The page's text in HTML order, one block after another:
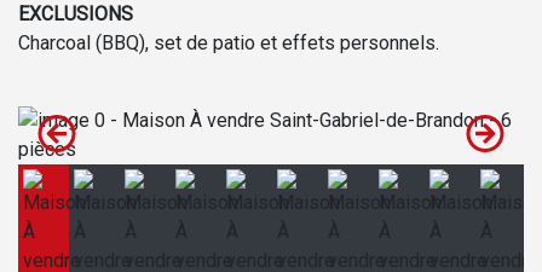
EXCLUSIONS
Charcoal (BBQ), set de patio et effets personnels.